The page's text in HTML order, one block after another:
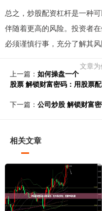
总之，炒股配资杠杆是一种
伴随着更高的风险。投资者
必须谨慎行事，充分了解其
文章
上一篇： 如何操盘一个
股票 解锁财富密码：用股票
下一篇： 公司炒股 解锁财富
相关文章